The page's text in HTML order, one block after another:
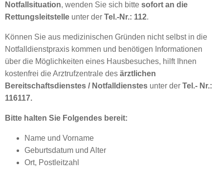
Notfallsituation, wenden Sie sich bitte sofort an die
Rettungsleitstelle unter der Tel.-Nr.: 112.
Können Sie aus medizinischen Gründen nicht selbst in die
Notfalldienstpraxis kommen und benötigen Informationen
über die Möglichkeiten eines Hausbesuches, hilft Ihnen
kostenfrei die Arztrufzentrale des ärztlichen
Bereitschaftsdienstes / Notfalldienstes unter der Tel.- Nr.:
116117.
Bitte halten Sie Folgendes bereit:
Name und Vorname
Geburtsdatum und Alter
Ort, Postleitzahl